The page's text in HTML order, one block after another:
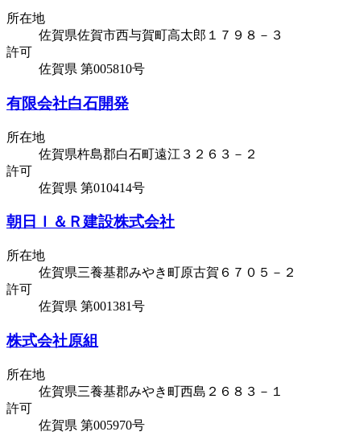
所在地
佐賀県佐賀市西与賀町高太郎１７９８－３
許可
佐賀県 第005810号
有限会社白石開発
所在地
佐賀県杵島郡白石町遠江３２６３－２
許可
佐賀県 第010414号
朝日Ｉ＆Ｒ建設株式会社
所在地
佐賀県三養基郡みやき町原古賀６７０５－２
許可
佐賀県 第001381号
株式会社原組
所在地
佐賀県三養基郡みやき町西島２６８３－１
許可
佐賀県 第005970号